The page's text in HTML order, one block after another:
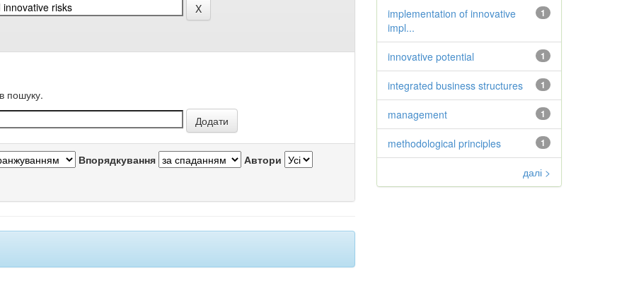
пошуку.
Впорядкування Автори
1
implementation of innovative
impl...
1
innovative potential
1
integrated business structures
1
management
1
methodological principles
далі >